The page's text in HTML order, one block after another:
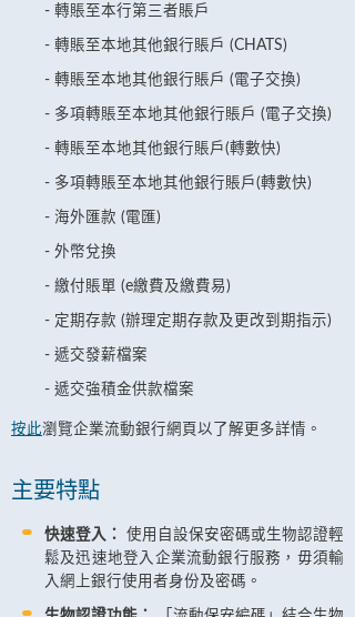
轉賬至本行第三者賬戶
轉賬至本地其他銀行賬戶 (CHATS)
轉賬至本地其他銀行賬戶 (電子交換)
多項轉賬至本地其他銀行賬戶 (電子交換)
轉賬至本地其他銀行賬戶(轉數快)
多項轉賬至本地其他銀行賬戶(轉數快)
海外匯款 (電匯)
外幣兌換
繳付賬單 (e繳費及繳費易)
定期存款 (辦理定期存款及更改到期指示)
遞交發薪檔案
遞交強積金供款檔案
按此瀏覽企業流動銀行網頁以了解更多詳情。
主要特點
快速登入：
使用自設保安密碼或生物認證輕
鬆及迅速地登入企業流動銀行服務，毋須輸
入網上銀行使用者身份及密碼。